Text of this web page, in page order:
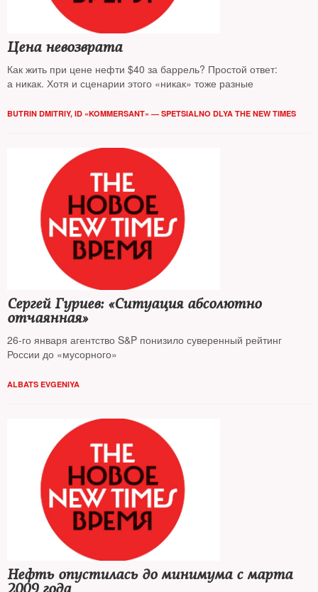
Цена невозврата
Как жить при цене нефти $40 за баррель? Простой ответ:
а никак. Хотя и сценарии этого «никак» тоже разные
BUTRIN DMITRIY, ID «KOMMERSANT» — SPETSIALNO DLYA THE NEW TIMES
Сергей Гуриев: «Ситуация абсолютно
отчаянная»
26-го января агентство S&P понизило суверенный рейтинг
России до «мусорного»
ALBATS EVGENIYA
Нефть опустилась до минимума с марта